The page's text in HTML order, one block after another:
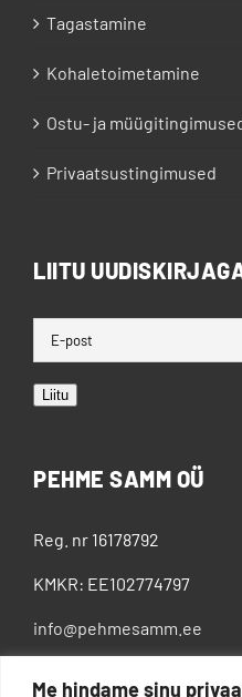
Me hindame sinu
Tagastamine
Kohaletoimetamine
Ostu- ja
Privaatsustingimused
LIITU
Liitu
PEHME SAMM OÜ
Reg. nr 16178792
KMKR: EE102774797
info@pehmesamm.ee